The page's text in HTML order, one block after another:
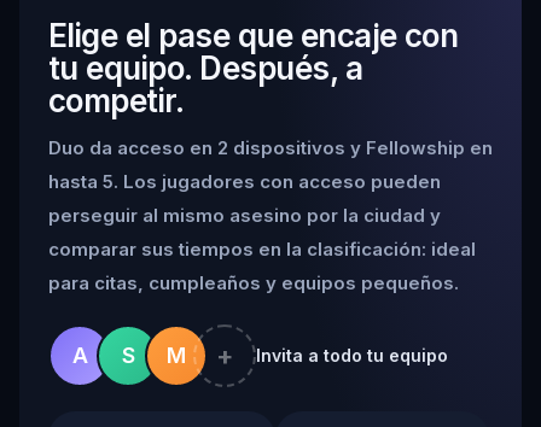
Elige el pase que encaje con
tu equipo. Después, a
competir.
Duo da acceso en 2 dispositivos y Fellowship en
hasta 5. Los jugadores con acceso pueden
perseguir al mismo asesino por la ciudad y
comparar sus tiempos en la clasificación: ideal
para citas, cumpleaños y equipos pequeños.
A S M + Invita a todo tu equipo